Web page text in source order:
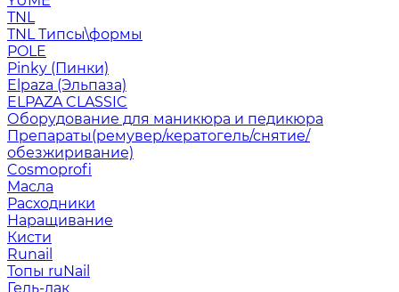
TNL
TNL Типсы\формы
POLE
Pinky (Пинки)
Elpaza (Эльпаза)
ELPAZA CLASSIC
Оборудование для маникюра и педикюра
Препараты(ремувер/кератогель/снятие/
обезжиривание)
Cosmoprofi
Масла
Расходники
Наращивание
Кисти
Runail
Топы ruNail
Гель-лак